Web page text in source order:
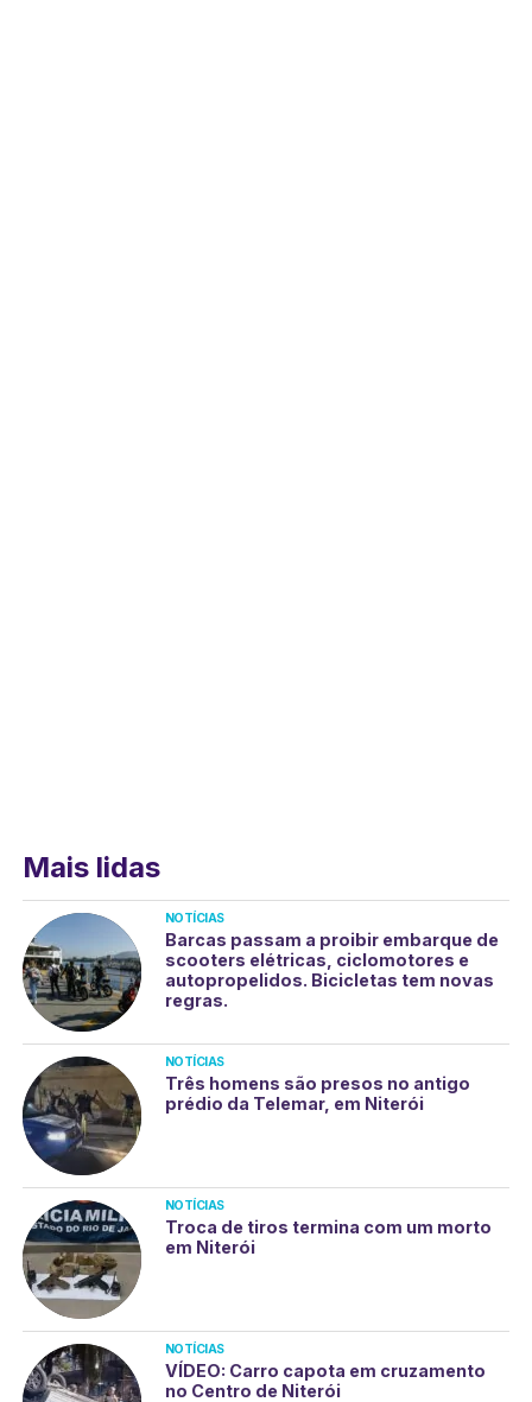
Mais lidas
NOTÍCIAS
Barcas passam a proibir embarque de
scooters elétricas, ciclomotores e
autopropelidos. Bicicletas tem novas
regras.
NOTÍCIAS
Três homens são presos no antigo
prédio da Telemar, em Niterói
NOTÍCIAS
Troca de tiros termina com um morto
em Niterói
NOTÍCIAS
VÍDEO: Carro capota em cruzamento
no Centro de Niterói